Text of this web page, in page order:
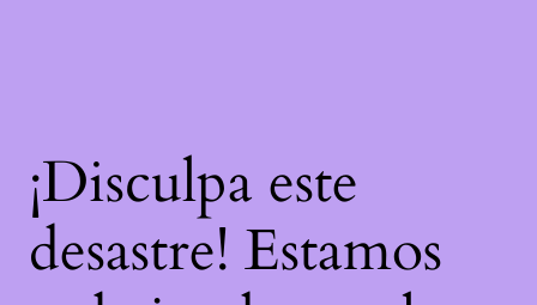
¡Disculpa este
desastre! Estamos